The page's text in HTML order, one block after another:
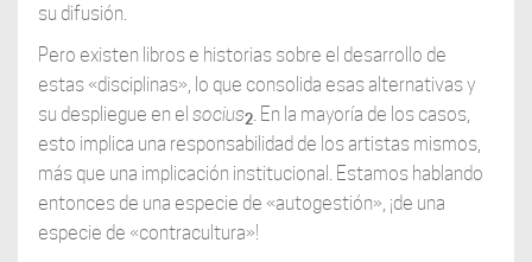
su difusión.
Pero existen libros e historias sobre el desarrollo de
estas «disciplinas», lo que consolida esas alternativas y
su despliegue en el socius2. En la mayoría de los casos,
esto implica una responsabilidad de los artistas mismos,
más que una implicación institucional. Estamos hablando
entonces de una especie de «autogestión», ¡de una
especie de «contracultura»!